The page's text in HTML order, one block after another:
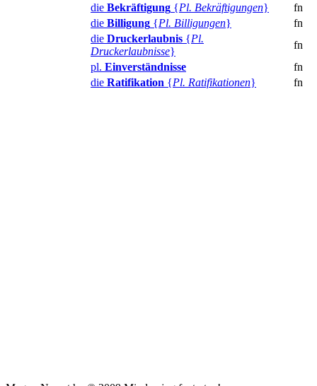
die Bekräftigung {Pl. Bekräftigungen}
fn
die Billigung {Pl. Billigungen}
fn
die Druckerlaubnis {Pl.
Druckerlaubnisse}
fn
pl. Einverständnisse
fn
die Ratifikation {Pl. Ratifikationen} fn